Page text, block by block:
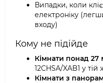
Випадки, коли
електроніку
входу)
Кому не підійде
Кімнати понад 27
12CHSA/XAB1 у тій
Кімнати з